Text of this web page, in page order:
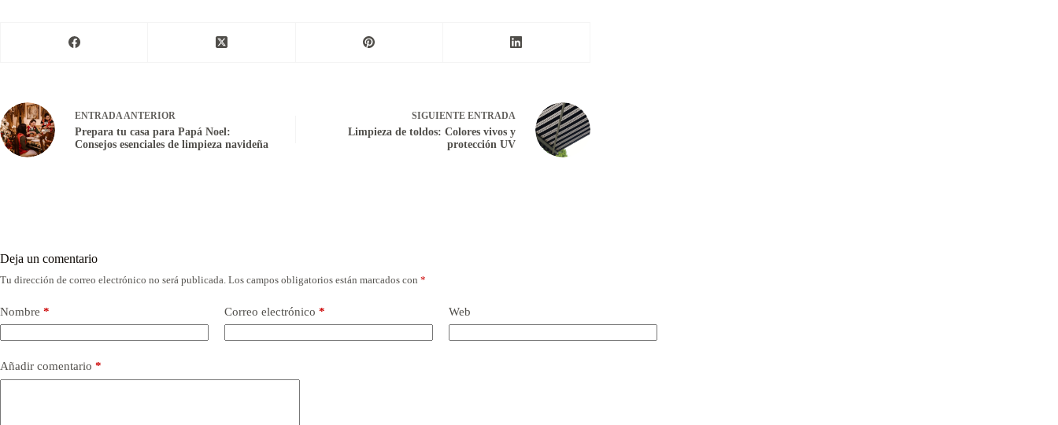
ENTRADAANTERIOR
Prepara tu casa para Papá Noel:
Consejos esenciales de limpieza navideña
SIGUIENTE ENTRADA
Limpieza de toldos: Colores vivos y
protección UV
Deja un comentario
Tu dirección de correo electrónico no será publicada. Los campos obligatorios están marcados con *
Nombre * Correo electrónico * Web
Añadir comentario *